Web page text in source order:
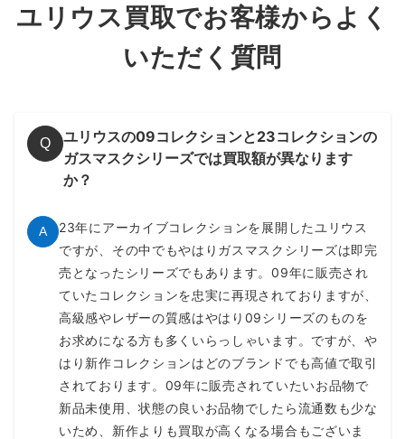
ユリウス買取でお客様からよく
いただく質問
Q
ユリウスの09コレクションと23コレクションの
ガスマスクシリーズでは買取額が異なります
か？
A
23年にアーカイブコレクションを展開したユリウス
ですが、その中でもやはりガスマスクシリーズは即完
売となったシリーズでもあります。09年に販売され
ていたコレクションを忠実に再現されておりますが、
高級感やレザーの質感はやはり09シリーズのものを
お求めになる方も多くいらっしゃいます。ですが、や
はり新作コレクションはどのブランドでも高値で取引
されております。09年に販売されていたいお品物で
新品未使用、状態の良いお品物でしたら流通数も少な
いため、新作よりも買取が高くなる場合もございま